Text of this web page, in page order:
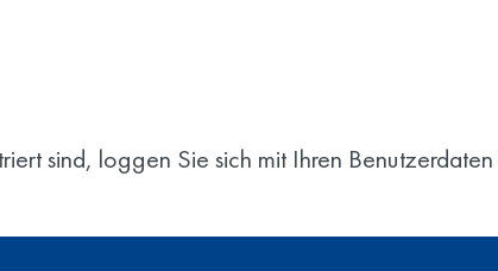
sind, loggen Sie sich mit Ihren